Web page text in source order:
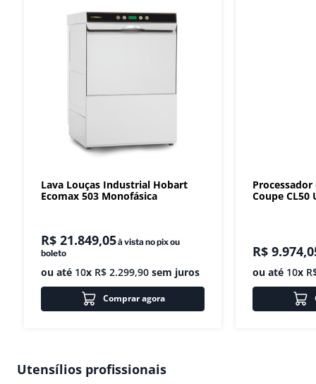
Lava Louças Industrial Hobart
Ecomax 503 Monofásica
R$ 21.849,05à vista no pix ou
boleto
ou até 10x R$ 2.299,90 sem juros
Comprar agora
Coupe CL50
R$ 9.974,
ou até 10x
Utensílios profissionais